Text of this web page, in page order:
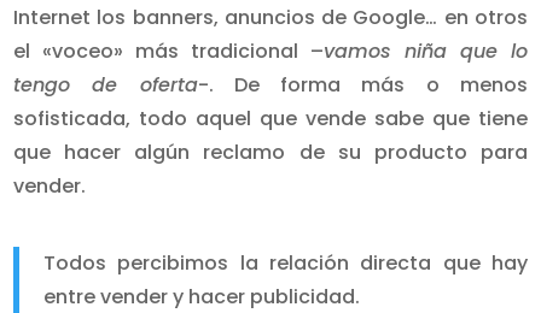
Internet los banners, anuncios de Google… en otros
el «voceo» más tradicional –vamos niña que lo
tengo de oferta-. De forma más o menos
sofisticada, todo aquel que vende sabe que tiene
que hacer algún reclamo de su producto para
vender.
Todos percibimos la relación directa que hay
entre vender y hacer publicidad.